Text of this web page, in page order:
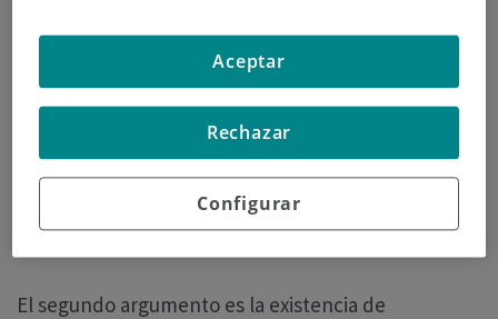
ganancias) de cualquier método que les ayude a
ganar. Máxime si saben que alguno de sus rivales los
usa y se creen en desventaja. A muchos les suenan
cínicas declaraciones como “por la pureza del
deporte”, “sana competitividad” o “la salud del
deportista es lo primero”; lo que se ve
cotidianamente es individualismo, marrullería y
El segundo argumento es la existencia de
Configurar
Rechazar
Aceptar